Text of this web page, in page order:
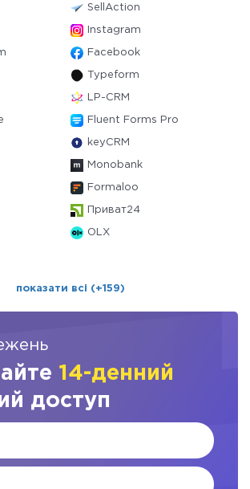
SellAction
Instagram
Facebook
Typeform
LP-CRM
Fluent Forms Pro
keyCRM
Monobank
Formaloo
Приват24
OLX
показати всі (+159)
14-денний
доступ